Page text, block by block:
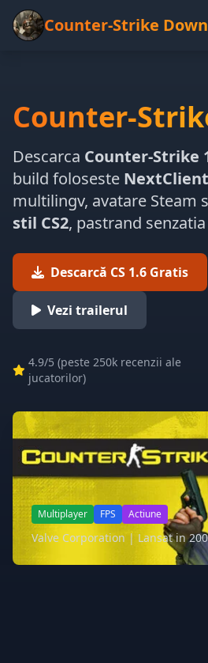
Counter-Strike
Counter-
Descarca Counter-Strike
build foloseste NextClient
multilingv, avatare Steam
stil CS2, pastrand
Descarcă CS 1.6 Gratis
Vezi trailerul
4.9/5 (peste 250k recenzii ale
jucatorilor)
Multiplayer FPS Actiune
Valve Corporation | Lansat in